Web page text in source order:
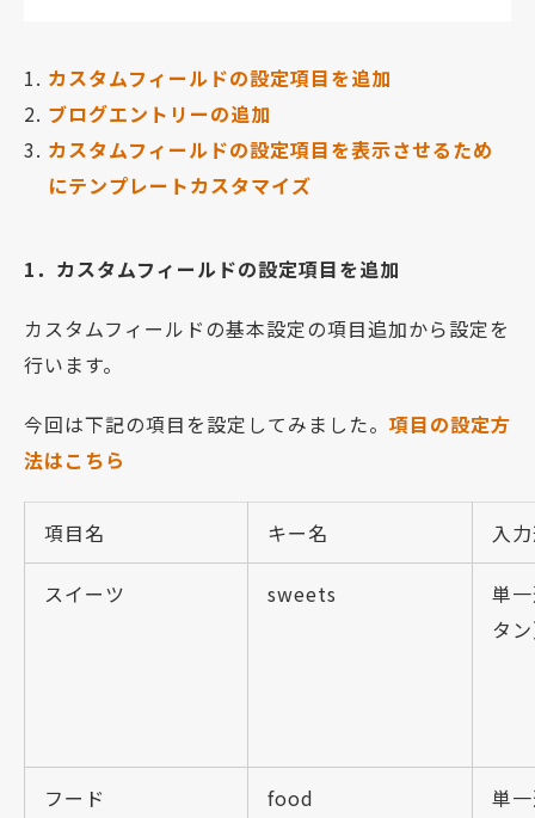
カスタムフィールドの設定項目を追加
ブログエントリーの追加
カスタムフィールドの設定項目を表示させるため
にテンプレートカスタマイズ
1．カスタムフィールドの設定項目を追加
カスタムフィールドの基本設定の項目追加から設定を
行います。
今回は下記の項目を設定してみました。 項目の設定方
法はこちら
項目名 キー名 入
スイーツ sweets
単
タ
フード food
単